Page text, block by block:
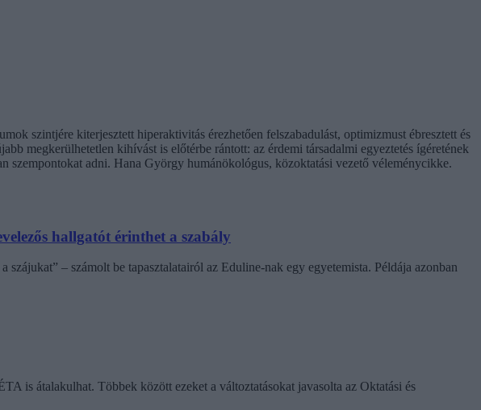
szintjére kiterjesztett hiperaktivitás érezhetően felszabadulást, optimizmust ébresztett és
megkerülhetetlen kihívást is előtérbe rántott: az érdemi társadalmi egyeztetés ígéretének
szempontokat adni. Hana György humánökológus, közoktatási vezető véleménycikke.
hallgatót érinthet a szabály
– számolt be tapasztalatairól az Eduline-nak egy egyetemista. Példája azonban
is átalakulhat. Többek között ezeket a változtatásokat javasolta az Oktatási és